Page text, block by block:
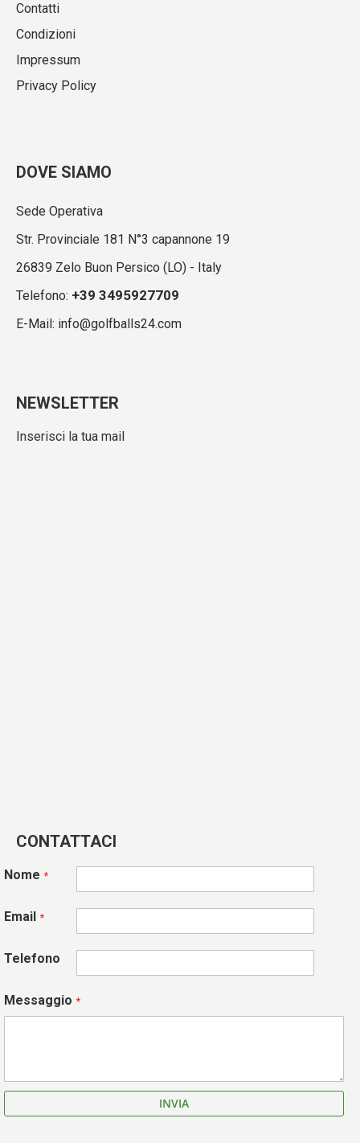
Contatti
Condizioni
Impressum
Privacy Policy
DOVE SIAMO
Sede Operativa
Str. Provinciale 181 N°3 capannone 19
26839 Zelo Buon Persico (LO) - Italy
Telefono: +39 3495927709
E-Mail: info@golfballs24.com
NEWSLETTER
Inserisci la tua mail
CONTATTACI
Nome
Email
Telefono
Messaggio
INVIA